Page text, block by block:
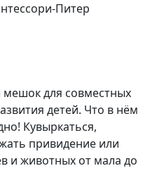
Питер
для совместных
детей. Что в нём
Кувыркаться,
привидение или
и животных от мала до